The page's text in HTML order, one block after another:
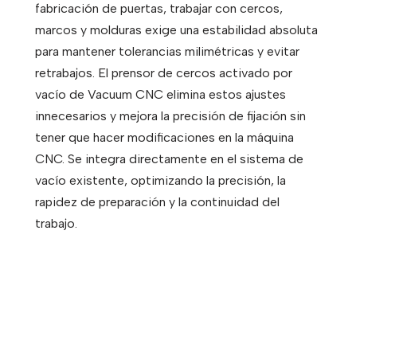
fabricación de puertas, trabajar con cercos,
marcos y molduras exige una estabilidad absoluta
para mantener tolerancias milimétricas y evitar
retrabajos. El prensor de cercos activado por
vacío de Vacuum CNC elimina estos ajustes
innecesarios y mejora la precisión de fijación sin
tener que hacer modificaciones en la máquina
CNC. Se integra directamente en el sistema de
vacío existente, optimizando la precisión, la
rapidez de preparación y la continuidad del
trabajo.